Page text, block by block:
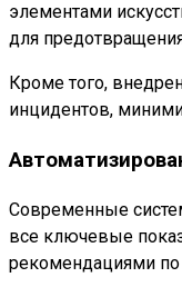
элементами
для
Кроме того,
инцидентов,
Современные
все ключевые
рекомендациями по